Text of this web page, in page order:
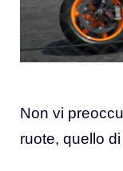
Non vi
ruote, quello